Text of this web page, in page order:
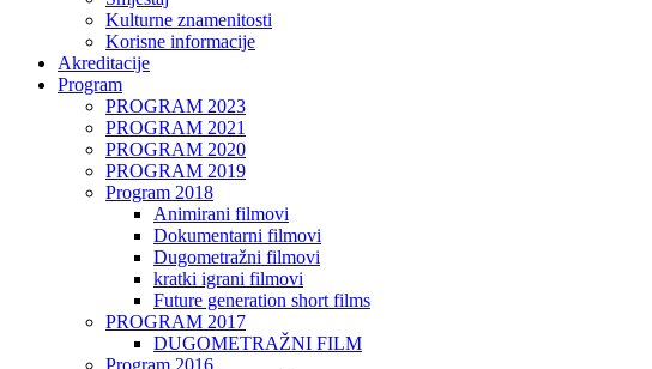
Kulturne znamenitosti
Korisne informacije
Akreditacije
Program
PROGRAM 2023
PROGRAM 2021
PROGRAM 2020
PROGRAM 2019
Program 2018
Animirani filmovi
Dokumentarni filmovi
Dugometražni filmovi
kratki igrani filmovi
Future generation short films
PROGRAM 2017
DUGOMETRAŽNI FILM
Program 2016